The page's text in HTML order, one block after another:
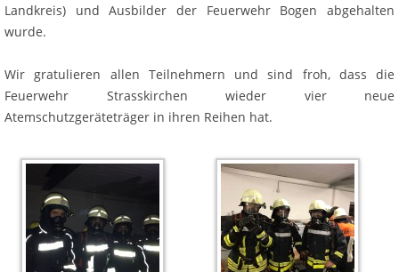
Landkreis) und Ausbilder der Feuerwehr Bogen abgehalten
wurde.
Wir gratulieren allen Teilnehmern und sind froh, dass die
Feuerwehr Strasskirchen wieder vier neue
Atemschutzgeräteträger in ihren Reihen hat.